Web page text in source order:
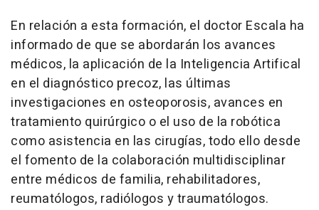
En relación a esta formación, el doctor Escala ha
informado de que se abordarán los avances
médicos, la aplicación de la Inteligencia Artifical
en el diagnóstico precoz, las últimas
investigaciones en osteoporosis, avances en
tratamiento quirúrgico o el uso de la robótica
como asistencia en las cirugías, todo ello desde
el fomento de la colaboración multidisciplinar
entre médicos de familia, rehabilitadores,
reumatólogos, radiólogos y traumatólogos.